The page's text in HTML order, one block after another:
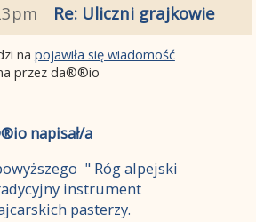
Re: Uliczni grajkowie
na pojawiła się wiadomość
przez da®®io
napisał/a
" Róg alpejski
instrument
pasterzy.